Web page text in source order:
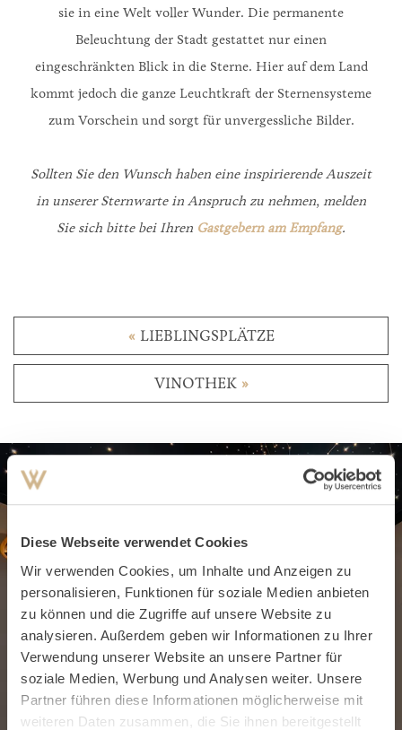
Diese Webseite verwendet Cookies
Wir verwenden Cookies, um Inhalte und Anzeigen zu
personalisieren, Funktionen für soziale Medien anbieten
zu können und die Zugriffe auf unsere Website zu
analysieren. Außerdem geben wir Informationen zu Ihrer
Verwendung unserer Website an unsere Partner für
soziale Medien, Werbung und Analysen weiter. Unsere
Partner führen diese Informationen möglicherweise mit
weiteren Daten zusammen, die Sie ihnen bereitgestellt
sie in eine Welt voller Wunder. Die permanente
Beleuchtung der Stadt gestattet nur einen
eingeschränkten Blick in die Sterne. Hier auf dem Land
kommt jedoch die ganze Leuchtkraft der Sternensysteme
zum Vorschein und sorgt für unvergessliche Bilder.
Sollten Sie den Wunsch haben eine inspirierende Auszeit
in unserer Sternwarte in Anspruch zu nehmen, melden
Sie sich bitte bei Ihren Gastgebern am Empfang.
« LIEBLINGSPLÄTZE
VINOTHEK »